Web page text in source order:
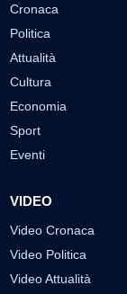
Cronaca
Politica
Attualità
Cultura
Economia
Sport
Eventi
VIDEO
Video Cronaca
Video Politica
Video Attualità